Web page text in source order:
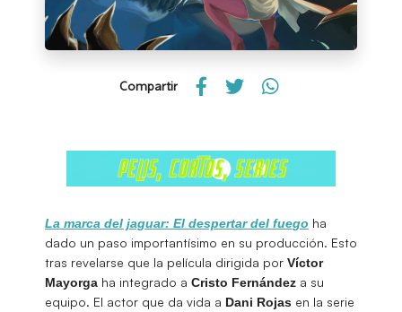
Compartir
La marca del jaguar: El despertar del fuego ha
dado un paso importantísimo en su producción. Esto
tras revelarse que la película dirigida por Víctor
Mayorga ha integrado a Cristo Fernández a su
equipo. El actor que da vida a Dani Rojas en la serie